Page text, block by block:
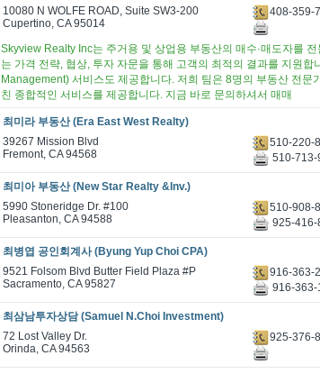
10080 N WOLFE ROAD, Suite SW3-200
Cupertino, CA 95014
408-359-
Skyview Realty Inc는 주거용 및 상업용 부동산의 매수·매도자를
는 가격 전략, 협상, 투자 자문을 통해 고객의 최적의 결과를 지원
Management) 서비스도 제공합니다. 저희 팀은 8명의 부동산 전문
친 종합적인 서비스를 제공합니다. 지금 바로 문의하셔서 매매
최미라 부동산 (Era East West Realty)
39267 Mission Blvd
Fremont, CA 94568
510-220-
510-713-
최미아 부동산 (New Star Realty &Inv.)
5990 Stoneridge Dr. #100
Pleasanton, CA 94588
510-908-
925-416-
최병엽 공인회계사 (Byung Yup Choi CPA)
9521 Folsom Blvd Butter Field Plaza #P
Sacramento, CA 95827
916-363-
916-363-
최삼남투자상담 (Samuel N.Choi Investment)
72 Lost Valley Dr.
Orinda, CA 94563
925-376-